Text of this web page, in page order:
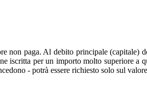
non paga. Al debito principale (capitale)
iscritta per un importo molto superiore
- potrà essere richiesto solo sul